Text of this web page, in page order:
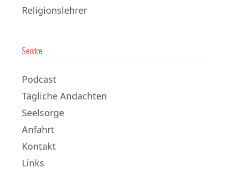
Religionslehrer
Service
Podcast
Tägliche Andachten
Seelsorge
Anfahrt
Kontakt
Links